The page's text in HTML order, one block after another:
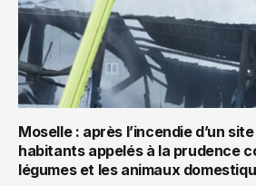
Moselle : après l’incendie d’un
habitants appelés à la prudence
légumes et les animaux